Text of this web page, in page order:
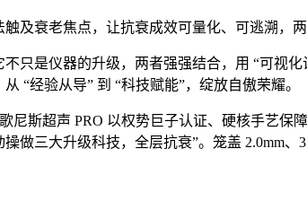
衰老焦点，让抗衰成效可量化、可逃溯，两
是仪器的升级，两者强强结合，用 “可视化
“经验从导” 到 “科技赋能”，绽放自傲荣耀。
斯超声 PRO 以权势巨子认证、硬核手艺保
做三大升级科技，全层抗衰”。笼盖 2.0mm、